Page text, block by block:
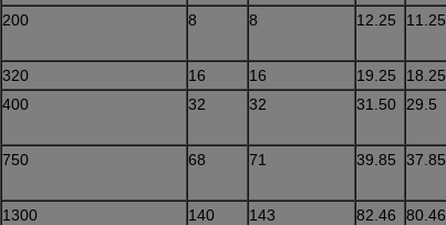
11.25
12.25
8
8
200
18.25
19.25
16
16
320
29.5
31.50
32
32
400
37.85
39.85
71
68
750
80.46
82.46
143
140
1300